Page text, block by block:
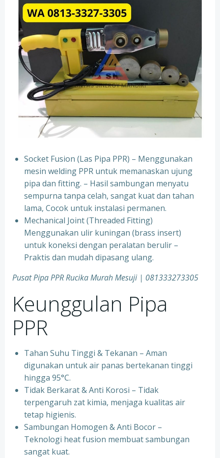
Socket Fusion (Las Pipa PPR) – Menggunakan
mesin welding PPR untuk memanaskan ujung
pipa dan fitting. – Hasil sambungan menyatu
sempurna tanpa celah, sangat kuat dan tahan
lama, Cocok untuk instalasi permanen.
⁠Mechanical Joint (Threaded Fitting)
Menggunakan ulir kuningan (brass insert)
untuk koneksi dengan peralatan berulir –
Praktis dan mudah dipasang ulang.
Pusat Pipa PPR Rucika Murah Mesuji | 081333273305
Keunggulan Pipa
PPR
Tahan Suhu Tinggi & Tekanan – Aman
digunakan untuk air panas bertekanan tinggi
hingga 95°C.
⁠Tidak Berkarat & Anti Korosi – Tidak
terpengaruh zat kimia, menjaga kualitas air
tetap higienis.
⁠Sambungan Homogen & Anti Bocor –
Teknologi heat fusion membuat sambungan
sangat kuat.